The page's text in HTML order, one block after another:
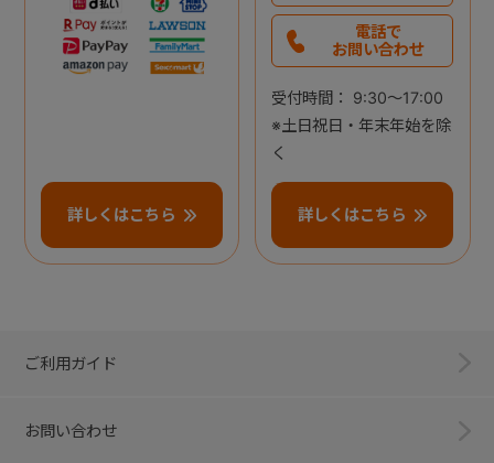
詳しくはこちら
電話で
お問い合わせ
受付時間： 9:30～17:00
※土日祝日・年末年始を除
く
詳しくはこちら
ご利用ガイド
お問い合わせ